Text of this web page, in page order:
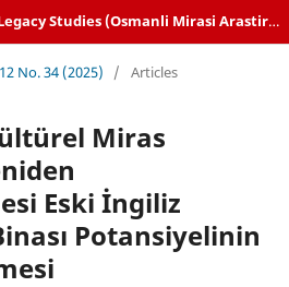
Journal of Ottoman Legacy Studies (Osmanli Mirasi Arastirmalari Dergisi)
No. 34 (2025) / Articles
Miras
Eski İngiliz
Potansiyelinin